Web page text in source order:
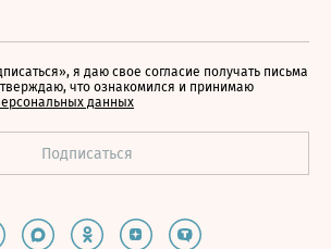
я даю свое согласие получать письма
что ознакомился и принимаю
данных